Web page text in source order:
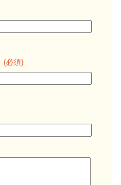
(必須)